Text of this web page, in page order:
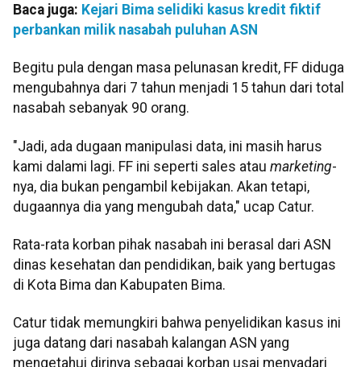
Baca juga: Kejari Bima selidiki kasus kredit fiktif
perbankan milik nasabah puluhan ASN
Begitu pula dengan masa pelunasan kredit, FF diduga
mengubahnya dari 7 tahun menjadi 15 tahun dari total
nasabah sebanyak 90 orang.
"Jadi, ada dugaan manipulasi data, ini masih harus
kami dalami lagi. FF ini seperti sales atau marketing-
nya, dia bukan pengambil kebijakan. Akan tetapi,
dugaannya dia yang mengubah data," ucap Catur.
Rata-rata korban pihak nasabah ini berasal dari ASN
dinas kesehatan dan pendidikan, baik yang bertugas
di Kota Bima dan Kabupaten Bima.
Catur tidak memungkiri bahwa penyelidikan kasus ini
juga datang dari nasabah kalangan ASN yang
mengetahui dirinya sebagai korban usai menyadari